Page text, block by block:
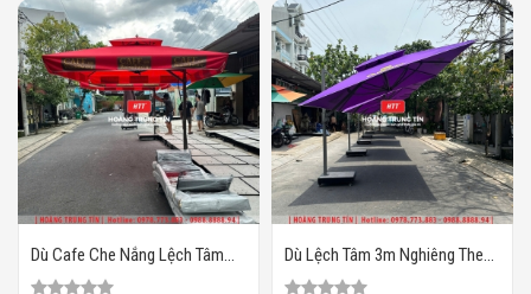
Dù Cafe Che Nắng Lệch Tâm
Vuông 3m HTT-03
Dù Lệch Tâm 3m Nghiêng Theo
Chiều Nắng HTT02